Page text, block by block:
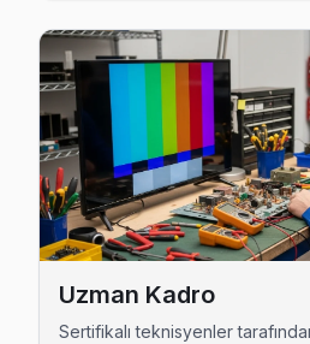
Uzman Kadro
Sertifikalı teknisyenler